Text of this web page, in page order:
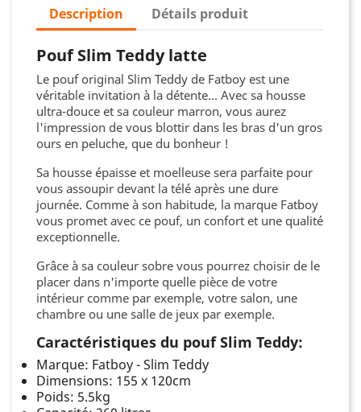
Description Détails produit
Pouf Slim Teddy latte
Le pouf original Slim Teddy de Fatboy est une
véritable invitation à la détente... Avec sa housse
ultra-douce et sa couleur marron, vous aurez
l'impression de vous blottir dans les bras d'un gros
ours en peluche, que du bonheur !
Sa housse épaisse et moelleuse sera parfaite pour
vous assoupir devant la télé après une dure
journée. Comme à son habitude, la marque Fatboy
vous promet avec ce pouf, un confort et une qualité
exceptionnelle.
Grâce à sa couleur sobre vous pourrez choisir de le
placer dans n'importe quelle pièce de votre
intérieur comme par exemple, votre salon, une
chambre ou une salle de jeux par exemple.
Caractéristiques du pouf Slim Teddy:
Marque: Fatboy - Slim Teddy
Dimensions: 155 x 120cm
Poids: 5.5kg